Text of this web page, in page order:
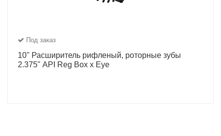
Под заказ
10" Расширитель рифленый, роторные зубы
2.375" API Reg Box x Eye